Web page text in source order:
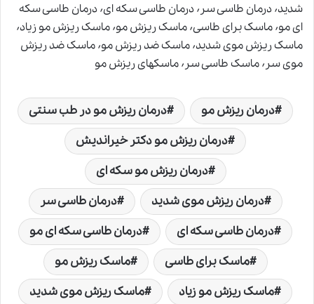
شدید٬ درمان طاسی سر٬ درمان طاسی سکه ای٬ درمان طاسی سکه
ای مو٬ ماسک برای طاسی٬ ماسک ریزش مو٬ ماسک ریزش مو زیاد٬
ماسک ریزش موی شدید٬ ماسک ضد ریزش مو٬ ماسک ضد ریزش
موی سر٬ ماسک طاسی سر٬ ماسکهای ریزش مو
درمان ریزش مو
درمان ریزش مو در طب سنتی
درمان ریزش مو دکتر خیراندیش
درمان ریزش مو سکه ای
درمان ریزش موی شدید
درمان طاسی سر
درمان طاسی سکه ای
درمان طاسی سکه ای مو
ماسک برای طاسی
ماسک ریزش مو
ماسک ریزش مو زیاد
ماسک ریزش موی شدید